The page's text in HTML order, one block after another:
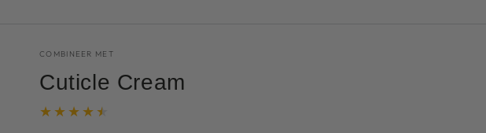
COMBINEER MET
Cuticle Cream